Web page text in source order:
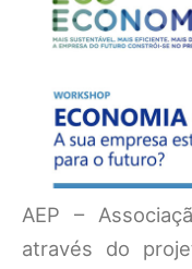
AEP –
através do